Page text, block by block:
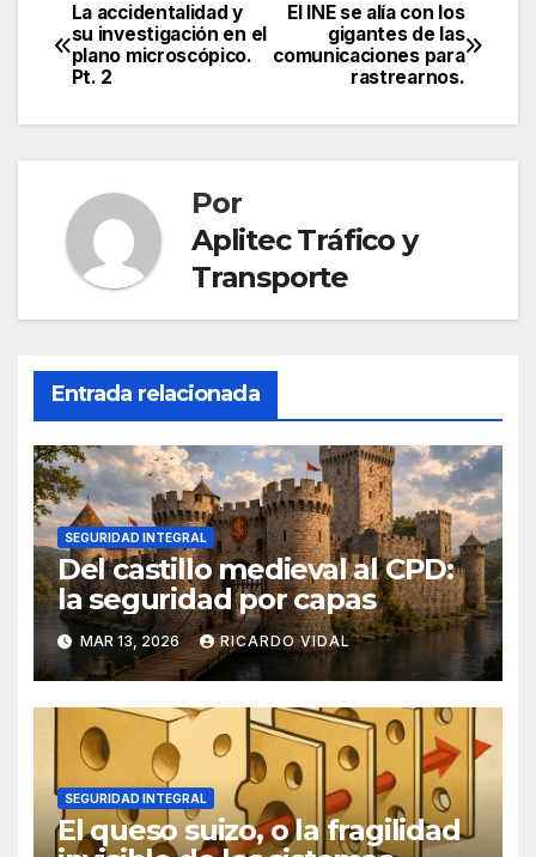
Navegación
de
entradas
El INE se alía con los
gigantes de las
comunicaciones para
rastrearnos.
La accidentalidad y
su investigación en el
plano microscópico.
Pt. 2
Por
Aplitec Tráfico y
Transporte
Entrada relacionada
SEGURIDAD INTEGRAL
Del castillo medieval al CPD:
la seguridad por capas
MAR 13, 2026 RICARDO VIDAL
SEGURIDAD INTEGRAL
El queso suizo, o la fragilidad